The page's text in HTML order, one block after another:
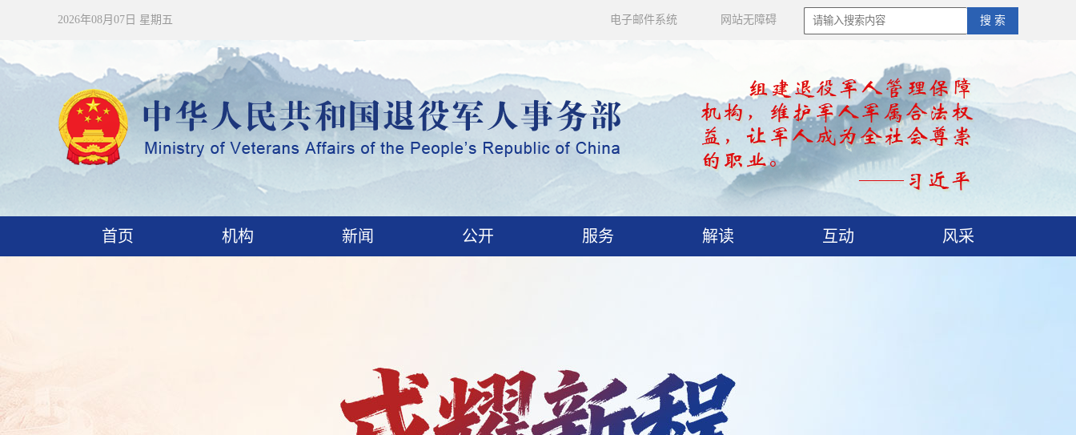
2026年08月07日 星期五 搜 索
电子邮件系统 网站无障碍
首页 机构 新闻 公开 服务 解读 互动 风采